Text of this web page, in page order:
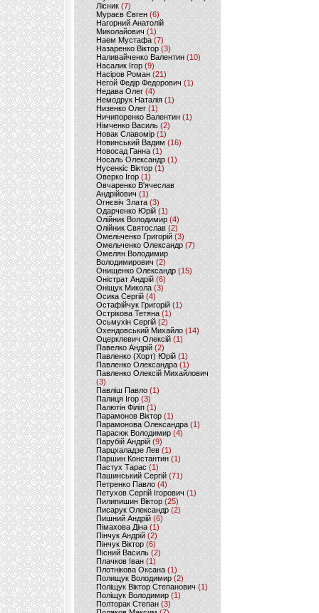
Лісник (7)
Мураєв Євген(6)
Нагорний Анатолій
Миколайович (1)
Наем Мустафа (7)
Назаренко Віктор (3)
Наливайченко Валентин (10)
Насалик Ігор(9)
Насіров Роман (21)
Негой Федір Федорович(1)
Недава Олег(4)
Немодрук Наталія(1)
Низенко Олег (1)
Ничипоренко Валентин (1)
Німченко Василь (2)
Новак Славомір (1)
Новинський Вадим (16)
Новосад Ганна (1)
Носаль Олександр (1)
Нусенкіс Віктор (1)
Оверко Ігор (1)
Овчаренко В'ячеслав
Андрійович(1)
Огнєвіч Злата (3)
Одарченко Юрій(1)
Олійник Володимир (4)
Олійник Святослав (2)
Омельченко Григорій (3)
Омельченко Олександр(7)
Омелян Володимир
Володимирович (2)
Онищенко Олександр (15)
Оністрат Андрій (6)
Оніщук Микола (3)
Осика Сергій(4)
Остафійчук Григорій(1)
Острікова Тетяна (1)
Осьмухін Сергій (2)
Охендовський Михайло (14)
Оцерклевич Олексій (1)
Павелко Андрій (2)
Павленко (Хорт) Юрій (1)
Павленко Олександра (1)
Павленко Олексій Михайлович
(3)
Павліш Павло(1)
Палиця Ігор (3)
Палютін Філіп(1)
Парамонов Віктор (1)
Парамонова Олександра(1)
Парасюк Володимир(4)
Парубій Андрій (9)
Парцхаладзе Лев (1)
Паршин Константин(1)
Пастух Тарас (1)
Пашинський Сергій (71)
Петренко Павло (4)
Петухов Сергій Ігорович (1)
Пилипишин Віктор(25)
Писарук Олександр(2)
Пишний Андрій (6)
Пімахова Діна(1)
Пінчук Андрій(2)
Пінчук Віктор (6)
Пісний Василь (2)
Плачков Іван(1)
Плотнікова Оксана (1)
Полищук Володимир(2)
Поліщук Віктор Степанович(1)
Поліщук Володимир (1)
Полторак Степан(3)